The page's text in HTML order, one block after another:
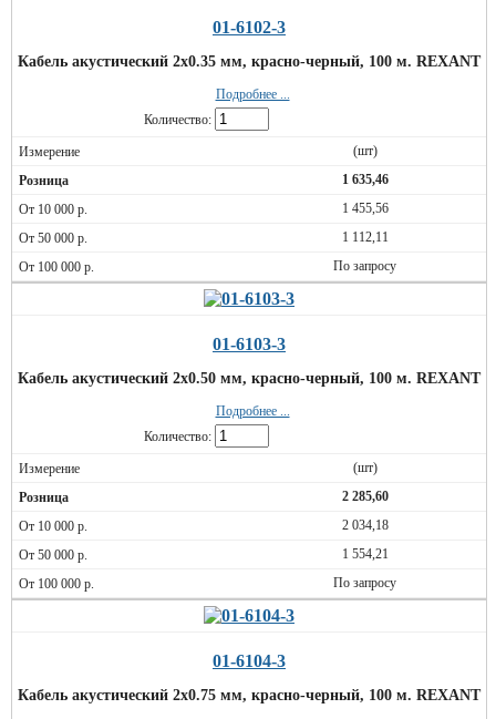
01-6102-3
Кабель акустический 2х0.35 мм, красно-черный, 100 м. REXANT
Подробнее ...
Количество:
(шт)
1 635,46
1 455,56
1 112,11
По запросу
01-6103-3
Кабель акустический 2х0.50 мм, красно-черный, 100 м. REXANT
Подробнее ...
Количество:
(шт)
2 285,60
2 034,18
1 554,21
По запросу
01-6104-3
Кабель акустический 2х0.75 мм, красно-черный, 100 м. REXANT